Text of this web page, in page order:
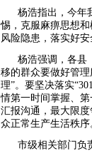
杨浩指出，今年
惕，克服麻痹思想
风险隐患，落实好
杨浩强调，各县
移的群众要做好管
理”。要坚决落实
情第一时间掌握、
汇报沟通，最大限
众正常生产生活秩序
市级相关部门负